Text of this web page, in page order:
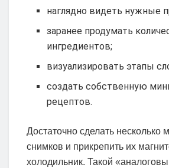
наглядно видеть нужные
заранее продумать
ингредиентов;
визуализировать этапы
создать собственную
рецептов.
Достаточно сделать несколько
снимков и прикрепить их
холодильник. Такой